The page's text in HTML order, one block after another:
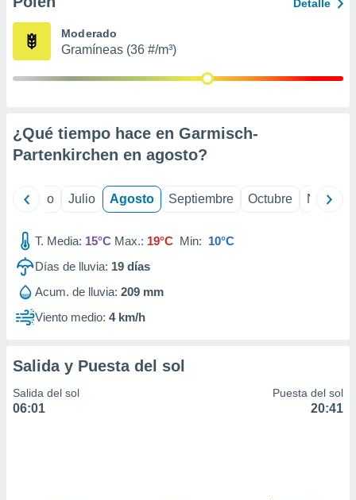
publicidad
1199
Detalle
Moderado
Gramíneas (36 #/m³)
¿Qué tiempo hace en Garmisch-
Partenkirchen en agosto?
Junio Julio Agosto Septiembre Octubre
T. Media: 15°C Max.: 19°C Min: 10°C
Días de lluvia: 19 días
Acum. de lluvia: 209 mm
Viento medio: 4 km/h
Salida y Puesta del sol
Salida del sol
06:01
Puesta del sol
20:41